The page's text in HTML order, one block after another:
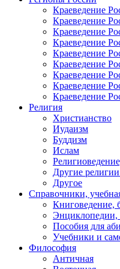
Краеведение
Краеведение
Краеведение
Краеведение
Краеведение
Краеведение
Краеведение
Краеведение
Краеведение
Религия
Христианство
Иудаизм
Буддизм
Ислам
Другие
Другое
Справочники,
Книговедение,
Энциклопедии,
Пособия для
Учебники и
Философия
Античная